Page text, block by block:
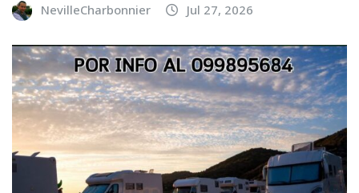
NevilleCharbonnier Jul 27, 2026